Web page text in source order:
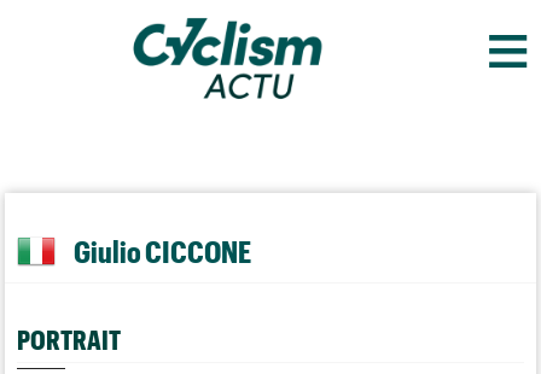
≡
Giulio CICCONE
PORTRAIT